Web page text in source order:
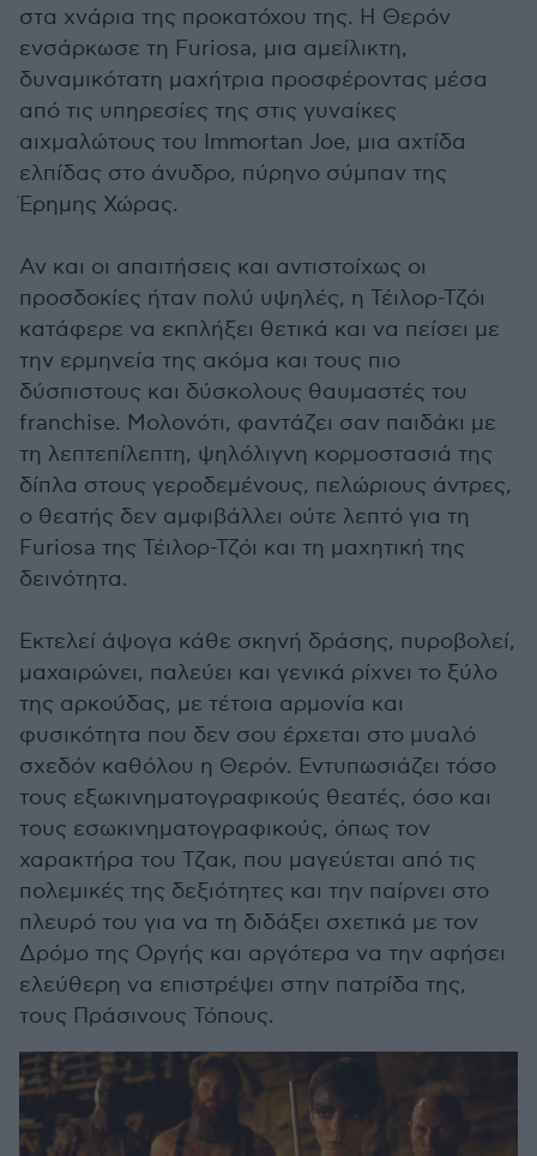
στα χνάρια της προκατόχου της. Η Θερόν
ενσάρκωσε τη Furiosa, μια αμείλικτη,
δυναμικότατη μαχήτρια προσφέροντας μέσα
από τις υπηρεσίες της στις γυναίκες
αιχμαλώτους του Immortan Joe, μια αχτίδα
ελπίδας στο άνυδρο, πύρηνο σύμπαν της
Έρημης Χώρας.
Αν και οι απαιτήσεις και αντιστοίχως οι
προσδοκίες ήταν πολύ υψηλές, η Τέιλορ-Τζόι
κατάφερε να εκπλήξει θετικά και να πείσει με
την ερμηνεία της ακόμα και τους πιο
δύσπιστους και δύσκολους θαυμαστές του
franchise. Μολονότι, φαντάζει σαν παιδάκι με
τη λεπτεπίλεπτη, ψηλόλιγνη κορμοστασιά της
δίπλα στους γεροδεμένους, πελώριους άντρες,
ο θεατής δεν αμφιβάλλει ούτε λεπτό για τη
Furiosa της Τέιλορ-Τζόι και τη μαχητική της
δεινότητα.
Εκτελεί άψογα κάθε σκηνή δράσης, πυροβολεί,
μαχαιρώνει, παλεύει και γενικά ρίχνει το ξύλο
της αρκούδας, με τέτοια αρμονία και
φυσικότητα που δεν σου έρχεται στο μυαλό
σχεδόν καθόλου η Θερόν. Εντυπωσιάζει τόσο
τους εξωκινηματογραφικούς θεατές, όσο και
τους εσωκινηματογραφικούς, όπως τον
χαρακτήρα του Τζακ, που μαγεύεται από τις
πολεμικές της δεξιότητες και την παίρνει στο
πλευρό του για να τη διδάξει σχετικά με τον
Δρόμο της Οργής και αργότερα να την αφήσει
ελεύθερη να επιστρέψει στην πατρίδα της,
τους Πράσινους Τόπους.